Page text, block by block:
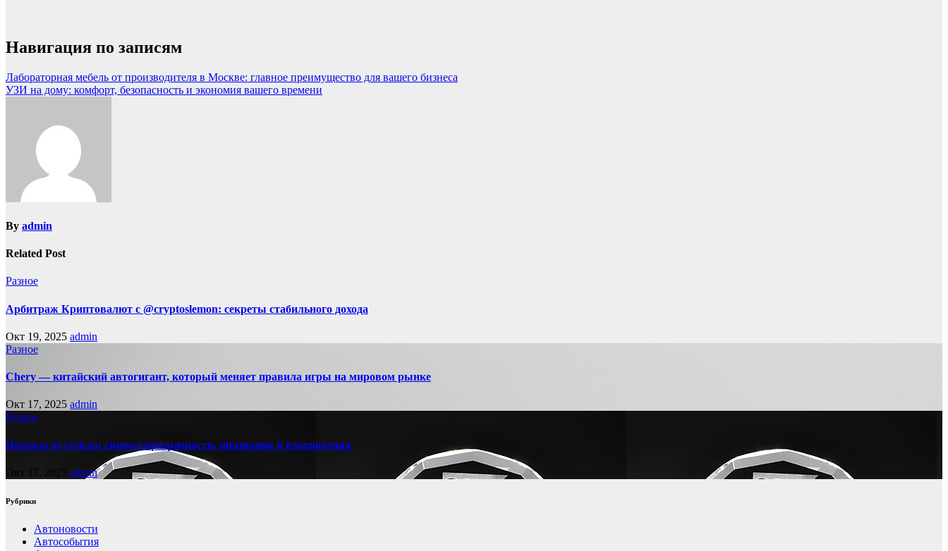
Навигация по записям
Лабораторная мебель от производителя в Москве: главное преимущество для вашего бизнеса
УЗИ на дому: комфорт, безопасность и экономия вашего времени
By admin
Related Post
Разное
Арбитраж Криптовалют с @cryptoslemon: секреты стабильного дохода
Окт 19, 2025 admin
Разное
Chery — китайский автогигант, который меняет правила игры на мировом рынке
Окт 17, 2025 admin
Разное
Награда из стекла: символ прозрачности, признания и вдохновения
Окт 17, 2025 admin
Рубрики
Автоновости
Автособытия